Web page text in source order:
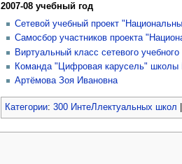
2007-08 учебный год
Сетевой учебный проект
Самосбор участников проекта
Виртуальный класс сетевого учебного
Команда "Цифровая карусель"
Артёмова Зоя Ивановна
Категории: 300 ИнтеЛлектуальных школ